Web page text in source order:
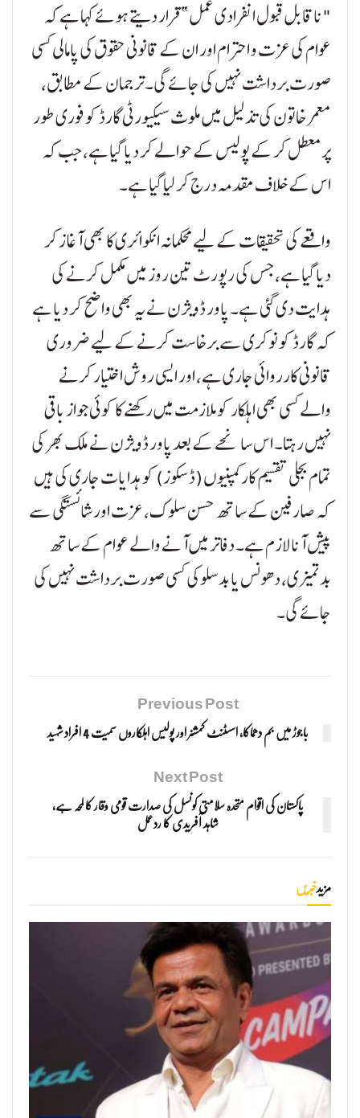
"ناقابل قبول انفرادی عمل” قرار دیتے ہوئے کہا ہے کہ
عوام کی عزت و احترام اور ان کے قانونی حقوق کی پامالی کسی
صورت برداشت نہیں کی جائے گی۔ ترجمان کے مطابق،
معمر خاتون کی تذلیل میں ملوث سیکیورٹی گارڈ کو فوری طور
پر معطل کر کے پولیس کے حوالے کر دیا گیا ہے، جب کہ
اس کے خلاف مقدمہ درج کر لیا گیا ہے۔
واقعے کی تحقیقات کے لیے محکمانہ انکوائری کا بھی آغاز کر
دیا گیا ہے، جس کی رپورٹ تین روز میں مکمل کرنے کی
ہدایت دی گئی ہے۔ پاور ڈویژن نے یہ بھی واضح کر دیا ہے
کہ گارڈ کو نوکری سے برخاست کرنے کے لیے ضروری
قانونی کارروائی جاری ہے، اور ایسی روش اختیار کرنے
والے کسی بھی اہلکار کو ملازمت میں رکھنے کا کوئی جواز باقی
نہیں رہتا۔ اس سانحے کے بعد پاور ڈویژن نے ملک بھر کی
تمام بجلی تقسیم کار کمپنیوں (ڈسکوز) کو ہدایات جاری کی ہیں
کہ صارفین کے ساتھ حسن سلوک، عزت اور شائستگی سے
پیش آنا لازم ہے۔ دفاتر میں آنے والے عوام کے ساتھ
بدتمیزی، دھونس یا بدسلوکی کسی صورت برداشت نہیں کی
جائے گی۔
Previous Post
باجوڑ میں بم دھماکا، اسسٹنٹ کمشنر اور پولیس اہلکاروں سمیت 4 افراد شہید
Next Post
پاکستان کی اقوام متحدہ سلامتی کونسل کی صدارت قومی وقار کا لمحہ ہے،
شاہد آفریدی کا ردعمل
مزیدخبریں